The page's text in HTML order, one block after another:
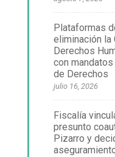
Plataformas
eliminación la
Derechos
con
de Derechos
julio 16, 2026
Fiscalía
presunto
Pizarro y